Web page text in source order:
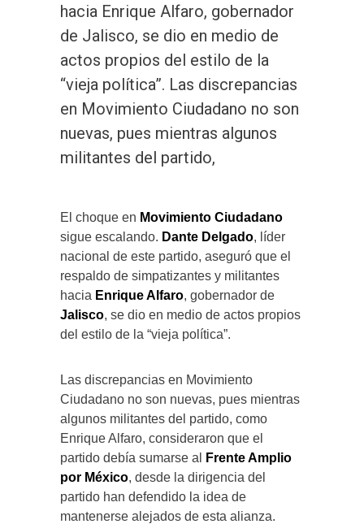
hacia Enrique Alfaro, gobernador
de Jalisco, se dio en medio de
actos propios del estilo de la
“vieja política”. Las discrepancias
en Movimiento Ciudadano no son
nuevas, pues mientras algunos
militantes del partido,
El choque en Movimiento Ciudadano
sigue escalando. Dante Delgado, líder
nacional de este partido, aseguró que el
respaldo de simpatizantes y militantes
hacia Enrique Alfaro, gobernador de
Jalisco, se dio en medio de actos propios
del estilo de la “vieja política”.
Las discrepancias en Movimiento
Ciudadano no son nuevas, pues mientras
algunos militantes del partido, como
Enrique Alfaro, consideraron que el
partido debía sumarse al
Frente Amplio
por México, desde la dirigencia del
partido han defendido la idea de
mantenerse alejados de esta alianza.